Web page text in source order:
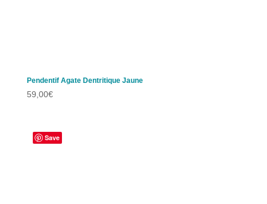
Pendentif Agate Dentritique Jaune
59,00€
Save